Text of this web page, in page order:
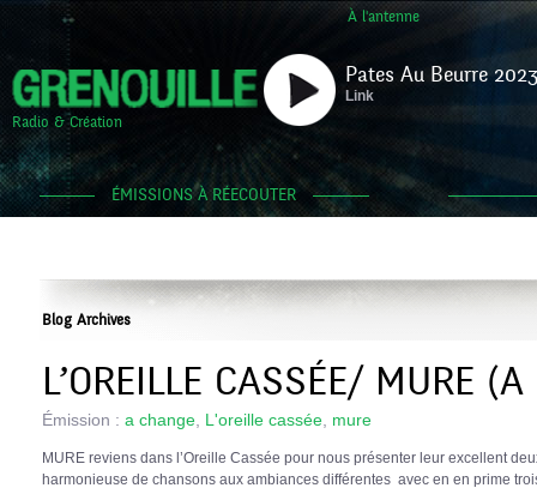
À l'antenne
Radio & Création
Pates Au Beurre
Link
ÉMISSIONS À RÉECOUTER
Blog Archives
L’OREILLE CASSÉE/ MURE
Émission : a change, L'oreille cassée, mure
MURE reviens dans l’Oreille Cassée pour nous présenter leur excellent
harmonieuse de chansons aux ambiances différentes avec en en prime